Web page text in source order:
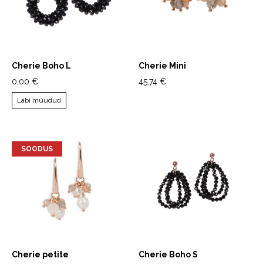
Cherie Boho L
0,00 €
Läbi müüdud
Cherie Mini
45,74 €
SOODUS
Cherie petite
Cherie Boho S